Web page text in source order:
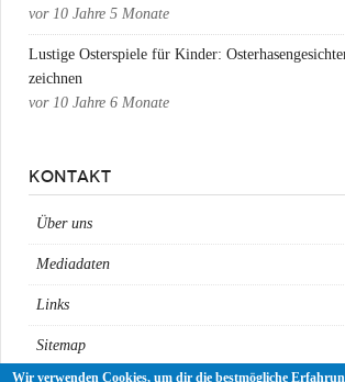
vor 10 Jahre 5 Monate
Lustige Osterspiele für Kinder:
zeichnen
vor 10 Jahre 6 Monate
KONTAKT
Über uns
Mediadaten
Links
Sitemap
Wir verwenden Cookies, um dir die bestmögliche